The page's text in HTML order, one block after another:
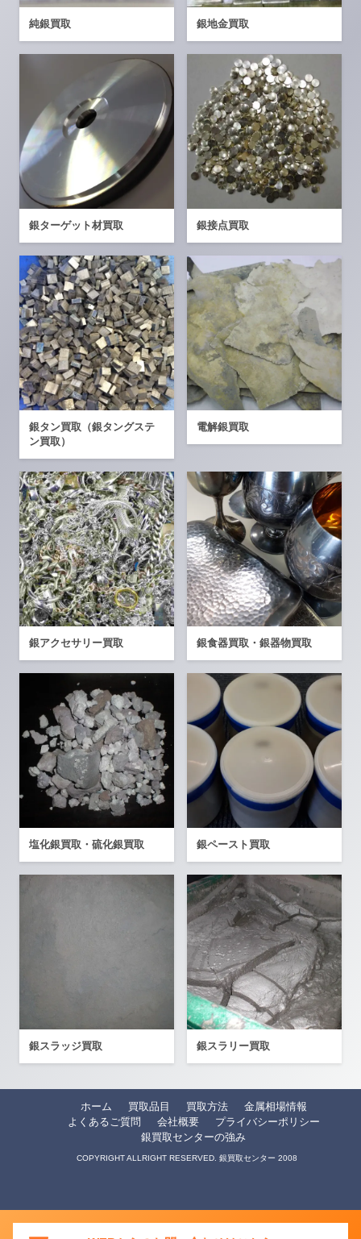
純銀買取 銀地金買取
銀ターゲット材買取 銀接点買取
銀タン買取（銀タングステ
ン買取）
電解銀買取
銀アクセサリー買取 銀食器買取・銀器物買取
塩化銀買取・硫化銀買取 銀ペースト買取
銀スラッジ買取 銀スラリー買取
ホーム 買取品目 買取方法
金属相場情報
よくあるご質問
会社概要
プライバシーポリシー
銀買取センターの強み
COPYRIGHT ALLRIGHT RESERVED. 銀買取センター 2008